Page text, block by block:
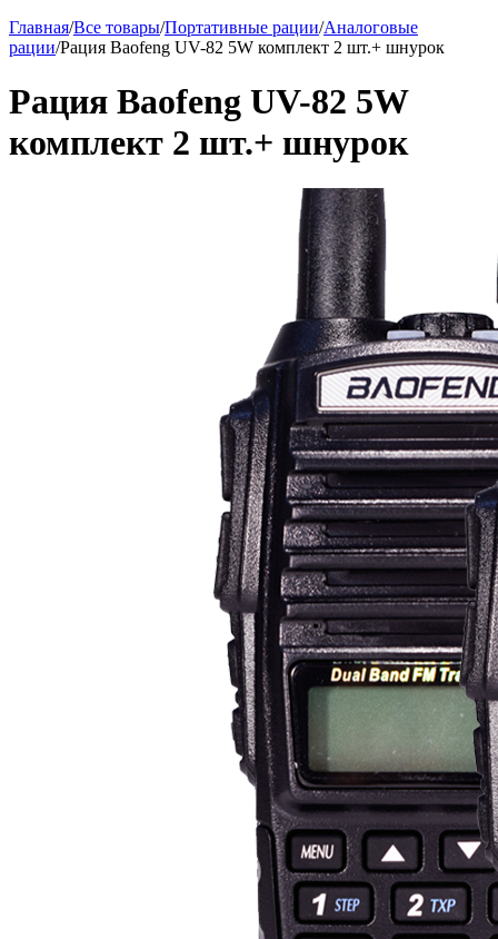
Главная/Все товары/Портативные рации/Аналоговые
рации/Рация Baofeng UV-82 5W комплект 2 шт.+ шнурок
Рация Baofeng UV-82 5W
комплект 2 шт.+ шнурок